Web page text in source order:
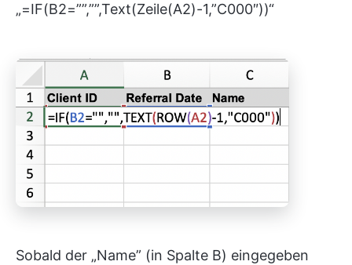
„=IF(B2=””,””,Text(Zeile(A2)-1,”C000″))“
Sobald der „Name” (in Spalte B) eingegeben